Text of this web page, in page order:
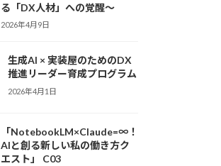
る「DX人材」への覚醒〜
2026年4月9日
生成AI × 実装屋のためのDX
推進リーダー育成プログラム
2026年4月1日
「NotebookLM×Claude=∞！
AIと創る新しい私の働き方ク
エスト」 C03